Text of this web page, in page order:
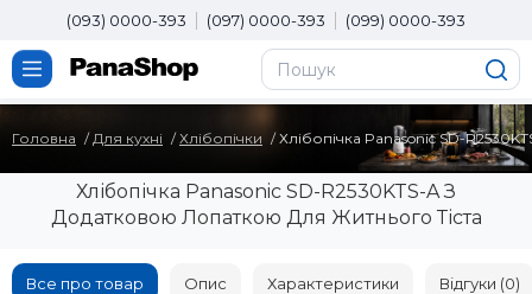
(093) 0000-393 (097) 0000-393 (099) 0000-393
Головна Для кухні Хлібопічки Хлібопічка Panasonic SD-
Хлібопічка Panasonic SD-R2530KTS-A З
Додатковою Лопаткою Для Житнього Тіста
Все про товар Опис Характеристики Відгуки (0)